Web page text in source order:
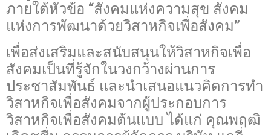
ภายใต้หัวข้อ “สังคมแห่งความสุข สังคม
แห่งการพัฒนาด้วยวิสาหกิจเพื่อสังคม”
เพื่อส่งเสริมและสนับสนุนให้วิสาหกิจเพื่อ
สังคมเป็นที่รู้จักในวงกว้างผ่านการ
ประชาสัมพันธ์ และนำเสนอแนวคิดการทำ
วิสาหกิจเพื่อสังคมจากผู้ประกอบการ
วิสาหกิจเพื่อสังคมต้นแบบ ได้แก่ คุณพฤฒิ